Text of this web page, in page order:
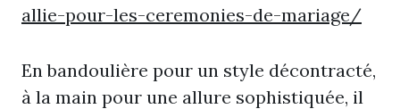
allie-pour-les-ceremonies-de-mariage/
En bandoulière pour un style décontracté,
à la main pour une allure sophistiquée, il